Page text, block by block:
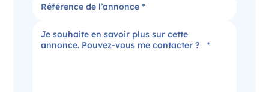
France